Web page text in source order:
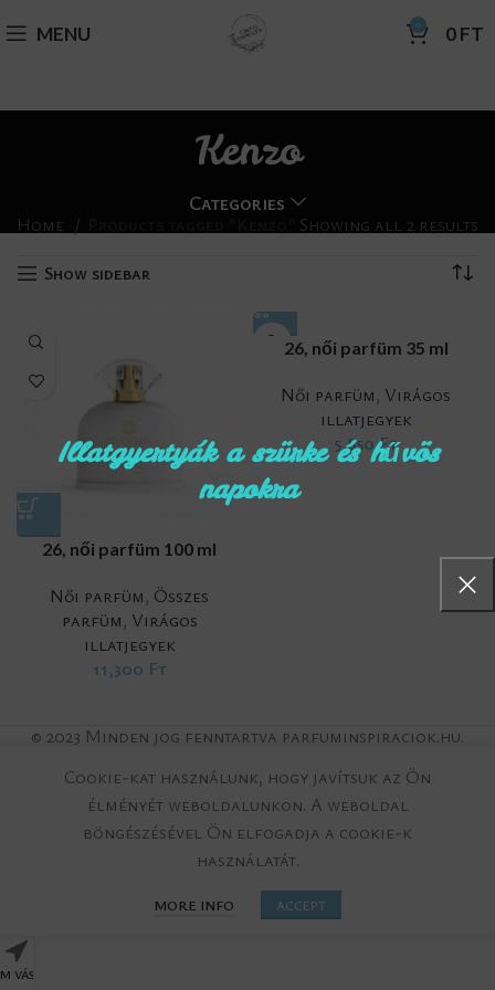
Illatgyertyák a szürke és hűvös
napokra
MENU 0 0FT
Kenzo
Categories
Home
Showing all 2 results
Show sidebar
26, női parfüm 100 ml
Női parfüm, Összes
parfüm, Virágos
illatjegyek
11,300 Ft
26, női parfüm 35 ml
Női parfüm, Virágos
illatjegyek
5,850Ft
© 2023 Minden jog fenntartva parfuminspiraciok.hu.
Cookie-kat használunk, hogy javítsuk az Ön
élményét weboldalunkon. A weboldal
böngészésével Ön elfogadja a cookie-k
használatát.
MORE INFO ACCEPT
VÁSÁRLÁS